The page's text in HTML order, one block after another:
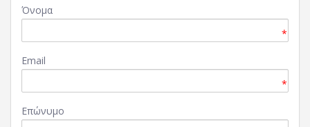
Όνομα
*
Email
*
Επώνυμο